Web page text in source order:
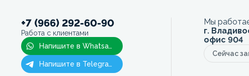
+7 (966) 292-60-90
Работа с клиентами
Напишите в Whatsapp
Напишите в Telegram
Мы
г.
офис 904
Сейчас